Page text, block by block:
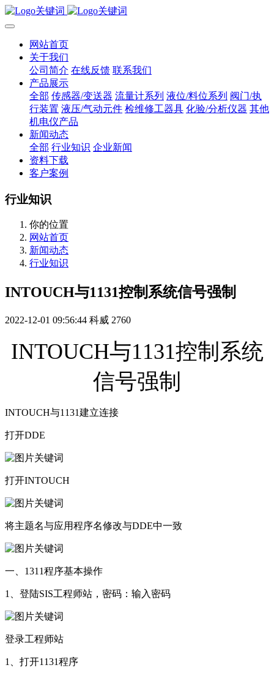
网站首页
关于我们
公司简介 在线反馈 联系我们
产品展示
全部 传感器/变送器 流量计系列 液位/料位系列 阀门/执
行装置 液压/气动元件 检维修工器具 化验/分析仪器 其他
机电仪产品
新闻动态
全部 行业知识 企业新闻
资料下载
客户案例
行业知识
你的位置
网站首页
新闻动态
行业知识
INTOUCH与1131控制系统信号强制
2022-12-01 09:56:44 科威 2760
INTOUCH与1131控制系统
信号强制
INTOUCH与1131建立连接
打开DDE
打开INTOUCH
将主题名与应用程序名修改与DDE中一致
一、1311程序基本操作
1、登陆SIS工程师站，密码：输入密码
登录工程师站
1、打开1131程序